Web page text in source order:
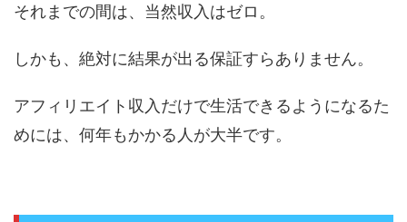
それまでの間は、当然収入はゼロ。
しかも、絶対に結果が出る保証すらありません。
アフィリエイト収入だけで生活できるようになるた
めには、何年もかかる人が大半です。